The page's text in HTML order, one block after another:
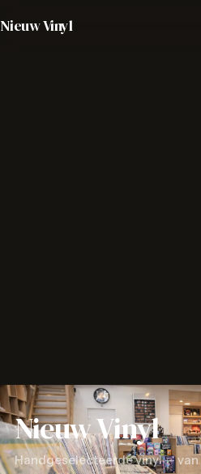
Nieuw Vinyl
Nieuw Vinyl
Handgeselecteerde vinyl —